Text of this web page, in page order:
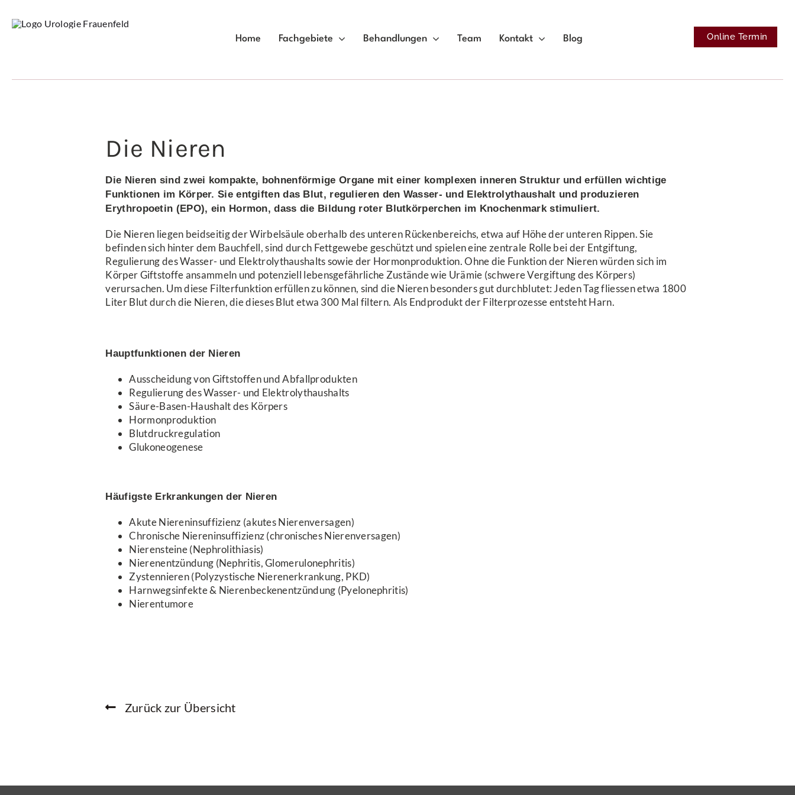
Inhalt
springen
Home Fachgebiete Behandlungen Team Kontakt Blog Online Termin
Die Nieren
Die Nieren sind zwei kompakte, bohnenförmige Organe mit einer komplexen inneren Struktur und erfüllen wichtige
Funktionen im Körper. Sie entgiften das Blut, regulieren den Wasser- und Elektro­lythaushalt und produzieren
Erythropoetin (EPO), ein Hormon, dass die Bildung roter Blutkörperchen im Knochenmark stimuliert.
Die Nieren liegen beidseitig der Wirbelsäule oberhalb des unteren Rückenbereichs, etwa auf Höhe der unteren Rippen. Sie
befinden sich hinter dem Bauchfell, sind durch Fettgewebe geschützt und spielen eine zentrale Rolle bei der Entgiftung,
Regulierung des Wasser- und Elektrolyt­haushalts sowie der Hormonproduktion. Ohne die Funktion der Nieren würden sich im
Körper Giftstoffe ansammeln und potenziell lebensgefährliche Zustände wie Urämie (schwere Vergiftung des Körpers)
verursachen. Um diese Filterfunktion erfüllen zu können, sind die Nieren besonders gut durchblutet: Jeden Tag fliessen etwa 1800
Liter Blut durch die Nieren, die dieses Blut etwa 300 Mal filtern. Als Endprodukt der Filterprozesse entsteht Harn.
Hauptfunktionen der Nieren
Ausscheidung von Giftstoffen und Abfallprodukten
Regulierung des Wasser- und Elektrolythaushalts
Säure-Basen-Haushalt des Körpers
Hormonproduktion
Blutdruckregulation
Glukoneogenese
Häufigste Erkrankungen der Nieren
Akute Niereninsuffizienz (akutes Nierenversagen)
Chronische Niereninsuffizienz (chronisches Nierenversagen)
Nierensteine (Nephrolithiasis)
Nierenentzündung (Nephritis, Glomerulonephritis)
Zystennieren (Polyzystische Nierenerkrankung, PKD)
Harnwegsinfekte & Nierenbeckenentzündung (Pyelonephritis)
Nierentumore
Zurück zur Übersicht